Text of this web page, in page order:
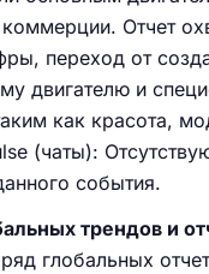
Отчет
переход от
двигателю и
как красота,
(чаты):
события.
трендов и
глобальных